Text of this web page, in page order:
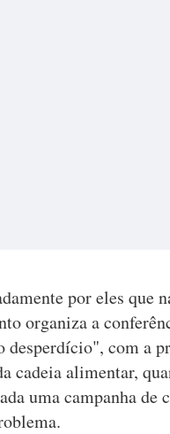
por eles que
organiza a
desperdício", com a
cadeia alimentar,
uma campanha de